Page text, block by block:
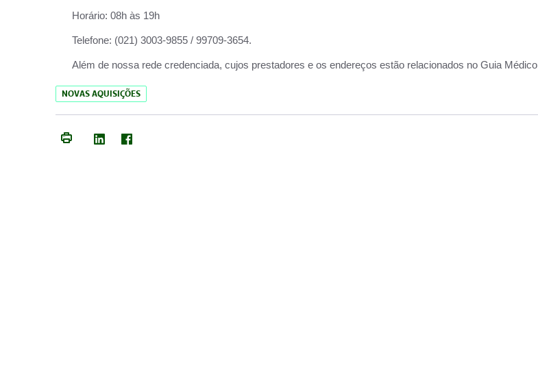
Horário: 08h às 19h
Telefone: (021) 3003-9855 / 99709-3654.
Além de nossa rede credenciada, cujos prestadores e os endereços estão relacionados no Guia Médico
NOVAS AQUISIÇÕES